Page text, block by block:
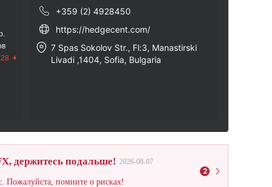
+359 (2) 4928450
https://hedgecent.com/
7 Spas Sokolov Str., Fl:3, Manastirski
Livadi ,1404, Sofia, Bulgaria
держитесь подальше! 2026-08-07
Пожалуйста, помните о рисках!
2